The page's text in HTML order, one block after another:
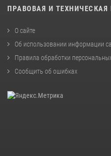
ПРАВОВАЯ И
О сайте
Об использовании информации
Правила обработки
Сообщить об ошибках